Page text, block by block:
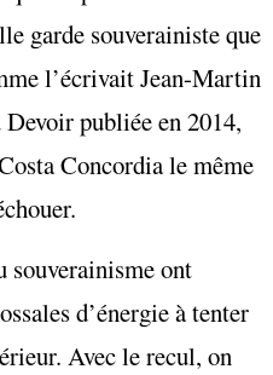
garde souverainiste que
l’écrivait Jean-Martin
publiée en 2014,
Concordia le même
souverainisme ont
d’énergie à tenter
Avec le recul, on